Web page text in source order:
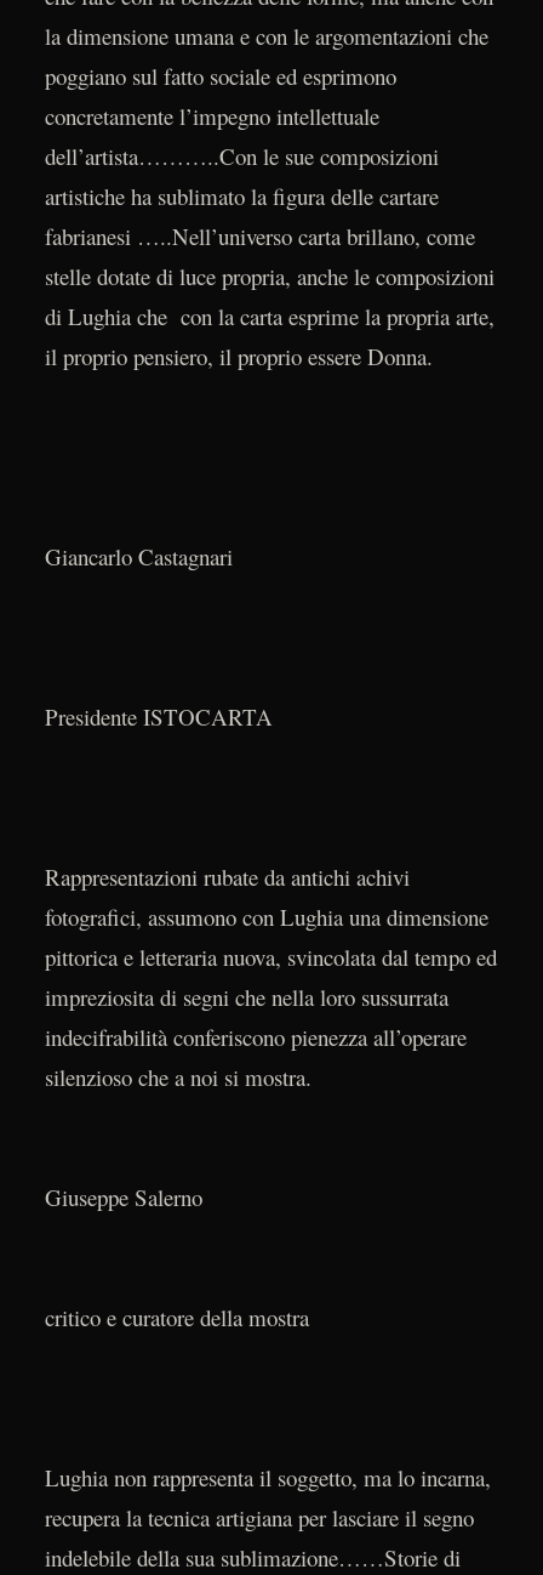
la dimensione umana e con le argomentazioni che
poggiano sul fatto sociale ed esprimono
concretamente l’impegno intellettuale
dell’artista………..Con le sue composizioni
artistiche ha sublimato la figura delle cartare
fabrianesi …..Nell’universo carta brillano, come
stelle dotate di luce propria, anche le composizioni
di Lughia che con la carta esprime la propria arte,
il proprio pensiero, il proprio essere Donna.
Giancarlo Castagnari
Presidente ISTOCARTA
Rappresentazioni rubate da antichi achivi
fotografici, assumono con Lughia una dimensione
pittorica e letteraria nuova, svincolata dal tempo ed
impreziosita di segni che nella loro sussurrata
indecifrabilità conferiscono pienezza all’operare
silenzioso che a noi si mostra.
Giuseppe Salerno
critico e curatore della mostra
Lughia non rappresenta il soggetto, ma lo incarna,
recupera la tecnica artigiana per lasciare il segno
indelebile della sua sublimazione……Storie di